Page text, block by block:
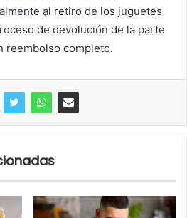
al retiro de los juguetes
de devolución de la parte
reembolso completo.